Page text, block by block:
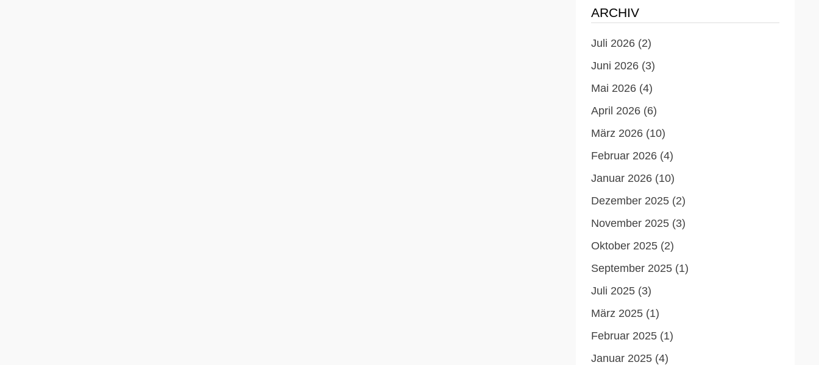
ARCHIV
Juli 2026(2)
Juni 2026(3)
Mai 2026(4)
April 2026(6)
März 2026(10)
Februar 2026(4)
Januar 2026(10)
Dezember 2025(2)
November 2025(3)
Oktober 2025(2)
September 2025(1)
Juli 2025(3)
März 2025(1)
Februar 2025(1)
Januar 2025(4)